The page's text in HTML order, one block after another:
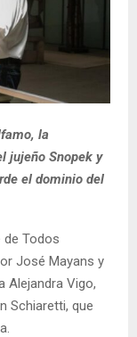
la
jujeño Snopek y
el dominio del
de Todos
José Mayans y
Alejandra Vigo,
Schiaretti, que